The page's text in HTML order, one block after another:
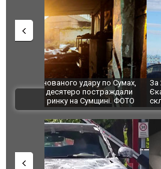
За 2000 кілометрів від
Єкатеринбурзі після атаки
склад Wildberries. ФОТО. ВІДЕО
ВІДЕО